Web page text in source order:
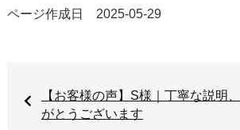
ページ作成日 2025-05-29
【お客様の声】S様｜丁寧な説明
がとうございます